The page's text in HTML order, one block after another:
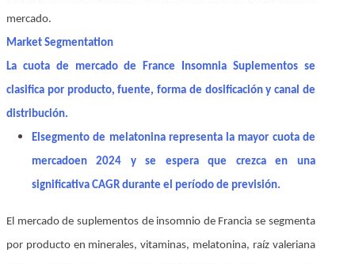
mercado.
Market Segmentation
La cuota de mercado de France Insomnia Suplementos se
clasifica por producto, fuente, forma de dosificación y canal de
distribución.
El segmento de melatonina representa la mayor cuota de
mercadoen 2024 y se espera que crezca en una
significativa CAGR durante el período de previsión.
El mercado de suplementos de insomnio de Francia se segmenta
por producto en minerales, vitaminas, melatonina, raíz valeriana